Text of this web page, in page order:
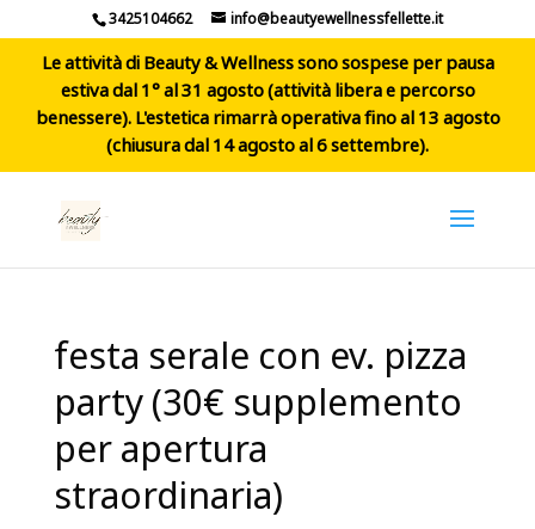
3425104662 info@beautyewellnessfellette.it
Le attività di Beauty & Wellness sono sospese per pausa
estiva dal 1° al 31 agosto (attività libera e percorso
benessere). L'estetica rimarrà operativa fino al 13 agosto
(chiusura dal 14 agosto al 6 settembre).
festa serale con ev. pizza
party (30€ supplemento
per apertura
straordinaria)